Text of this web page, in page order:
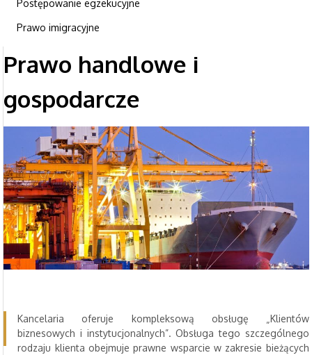
Postępowanie egzekucyjne
Prawo imigracyjne
Prawo handlowe i
gospodarcze
Kancelaria oferuje kompleksową obsługę „Klientów
biznesowych i instytucjonalnych”. Obsługa tego szczególnego
rodzaju klienta obejmuje prawne wsparcie w zakresie bieżących